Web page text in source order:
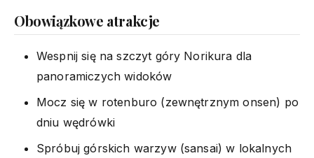
Obowiązkowe atrakcje
Wespnij się na szczyt góry Norikura dla
panoramiczych widoków
Mocz się w rotenburo (zewnętrznym onsen) po
dniu wędrówki
Spróbuj górskich warzyw (sansai) w lokalnych